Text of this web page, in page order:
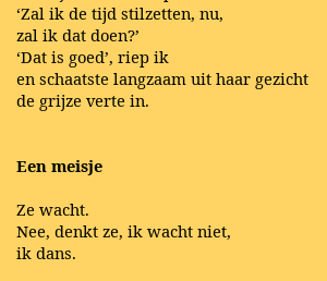
‘Zal ik de tijd stilzetten, nu,
zal ik dat doen?’
‘Dat is goed’, riep ik
en schaatste langzaam uit haar gezicht
de grijze verte in.
Een meisje
Ze wacht.
Nee, denkt ze, ik wacht niet,
ik dans.